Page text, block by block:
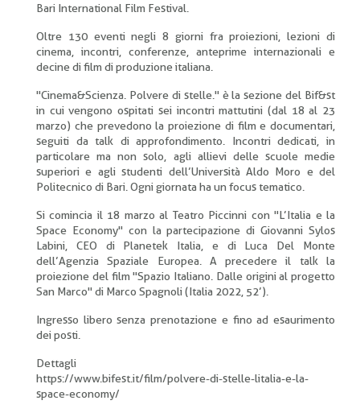
Bari International Film Festival.
Oltre 130 eventi negli 8 giorni fra proiezioni, lezioni di
cinema, incontri, conferenze, anteprime internazionali e
decine di film di produzione italiana.
"Cinema&Scienza. Polvere di stelle." è la sezione del Bif&st
in cui vengono ospitati sei incontri mattutini (dal 18 al 23
marzo) che prevedono la proiezione di film e documentari,
seguiti da talk di approfondimento. Incontri dedicati, in
particolare ma non solo, agli allievi delle scuole medie
superiori e agli studenti dell’Università Aldo Moro e del
Politecnico di Bari. Ogni giornata ha un focus tematico.
Si comincia il 18 marzo al Teatro Piccinni con "L’Italia e la
Space Economy" con la partecipazione di Giovanni Sylos
Labini, CEO di Planetek Italia, e di Luca Del Monte
dell’Agenzia Spaziale Europea. A precedere il talk la
proiezione del film "Spazio Italiano. Dalle origini al progetto
San Marco" di Marco Spagnoli (Italia 2022, 52’).
Ingresso libero senza prenotazione e fino ad esaurimento
dei posti.
Dettagli
https://www.bifest.it/film/polvere-di-stelle-litalia-e-la-
space-economy/